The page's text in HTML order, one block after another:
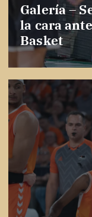
Galería –
la cara
Basket